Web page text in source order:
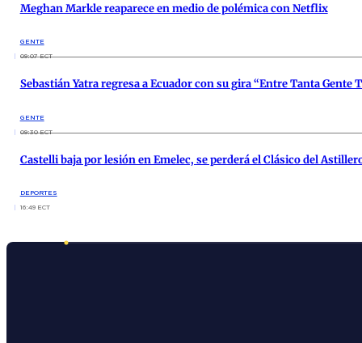
Meghan Markle reaparece en medio de polémica con Netflix
GENTE
09:07 ECT
Sebastián Yatra regresa a Ecuador con su gira “Entre Tanta Gente
GENTE
09:30 ECT
Castelli baja por lesión en Emelec, se perderá el Clásico del
DEPORTES
16:49 ECT